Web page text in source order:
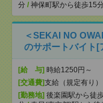
分 / 神保町駅から徒歩15
＜SEKAI NO
のサポートバイト[
[給 与] 時給1250円～
[交通費]支給（規定有り）
[勤務地] 後楽園駅から徒